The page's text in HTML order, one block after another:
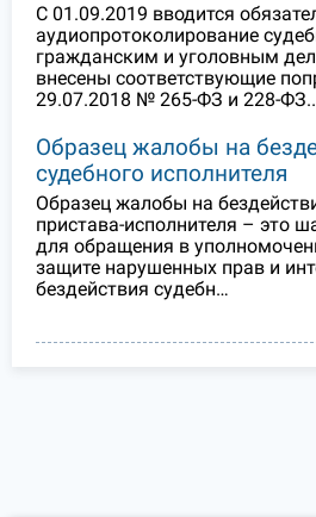
С 01.09.2019 вводится
аудиопротоколирование
гражданским и уголовным
внесены соответствующие
29.07.2018 № 265-ФЗ и 228-
Образец жалобы на
судебного исполнителя
Образец жалобы на
пристава-исполнителя – это
для обращения в
защите нарушенных прав и
бездействия судебн…